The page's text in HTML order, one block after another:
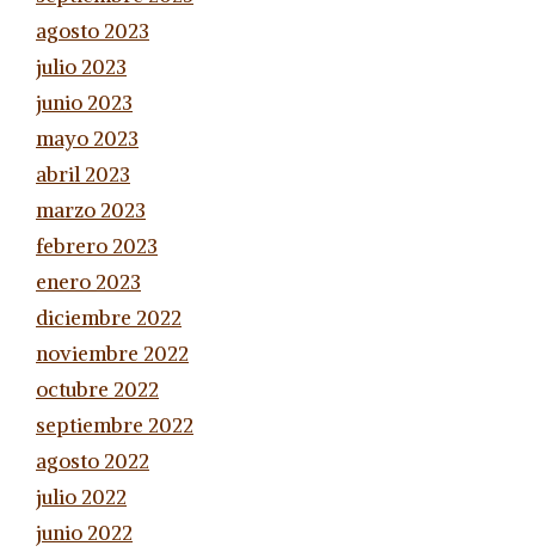
agosto 2023
julio 2023
junio 2023
mayo 2023
abril 2023
marzo 2023
febrero 2023
enero 2023
diciembre 2022
noviembre 2022
octubre 2022
septiembre 2022
agosto 2022
julio 2022
junio 2022